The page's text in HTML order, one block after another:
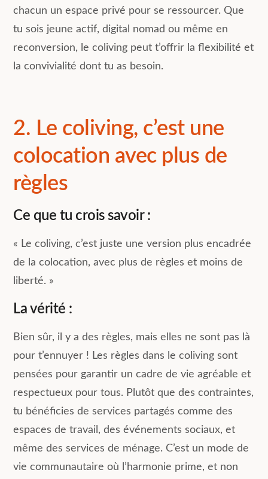
chacun un espace privé pour se ressourcer. Que
tu sois jeune actif, digital nomad ou même en
reconversion, le coliving peut t’offrir la flexibilité et
la convivialité dont tu as besoin.
2. Le coliving, c’est une
colocation avec plus de
règles
Ce que tu crois savoir :
« Le coliving, c’est juste une version plus encadrée
de la colocation, avec plus de règles et moins de
liberté. »
La vérité :
Bien sûr, il y a des règles, mais elles ne sont pas là
pour t’ennuyer ! Les règles dans le coliving sont
pensées pour garantir un cadre de vie agréable et
respectueux pour tous. Plutôt que des contraintes,
tu bénéficies de services partagés comme des
espaces de travail, des événements sociaux, et
même des services de ménage. C’est un mode de
vie communautaire où l’harmonie prime, et non